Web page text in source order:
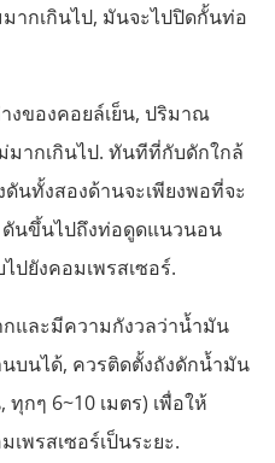
ากเกินไป, มันจะไปปิดกั้นท่อ
ของคอยล์เย็น, ปริมาณ
ากเกินไป. ทันทีที่กับดักใกล้
นทั้งสองด้านจะเพียงพอที่จะ
นขึ้นไปถึงท่อดูดแนวนอน
ปยังคอมเพรสเซอร์.
และมีความกังวลว่าน้ำมัน
บนได้, ควรติดตั้งถังดักน้ำมัน
ทุกๆ 6~10 เมตร) เพื่อให้
พรสเซอร์เป็นระยะ.